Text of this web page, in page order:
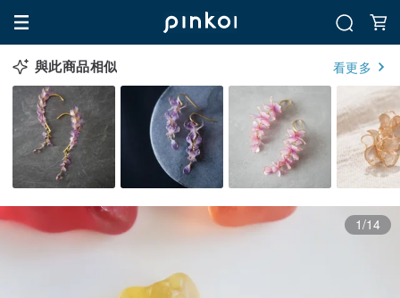
與此商品相似 看更多
1/14